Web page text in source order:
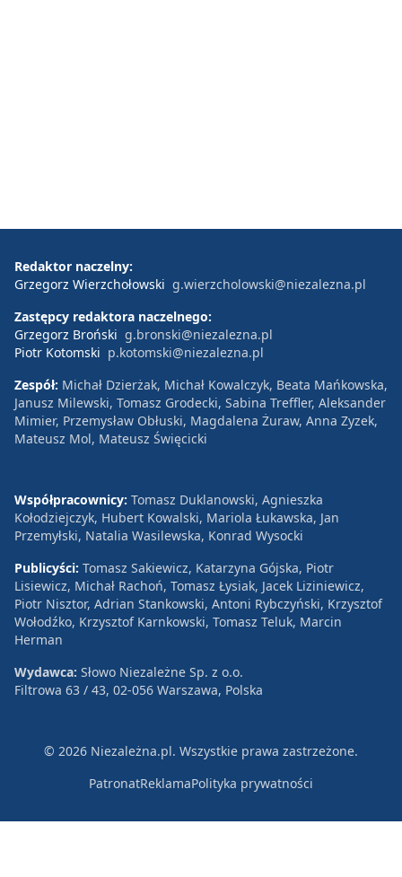
Redaktor naczelny:
Grzegorz Wierzchołowski g.wierzcholowski@niezalezna.pl
Zastępcy redaktora naczelnego:
Grzegorz Broński g.bronski@niezalezna.pl
Piotr Kotomski p.kotomski@niezalezna.pl
Zespół: Michał Dzierżak, Michał Kowalczyk, Beata Mańkowska,
Janusz Milewski, Tomasz Grodecki, Sabina Treffler, Aleksander
Mimier, Przemysław Obłuski, Magdalena Żuraw, Anna Zyzek,
Mateusz Mol, Mateusz Święcicki
Współpracownicy: Tomasz Duklanowski, Agnieszka
Kołodziejczyk, Hubert Kowalski, Mariola Łukawska, Jan
Przemyłski, Natalia Wasilewska, Konrad Wysocki
Publicyści: Tomasz Sakiewicz, Katarzyna Gójska, Piotr
Lisiewicz, Michał Rachoń, Tomasz Łysiak, Jacek Liziniewicz,
Piotr Nisztor, Adrian Stankowski, Antoni Rybczyński, Krzysztof
Wołodźko, Krzysztof Karnkowski, Tomasz Teluk, Marcin
Herman
Wydawca: Słowo Niezależne Sp. z o.o.
Filtrowa 63 / 43, 02-056 Warszawa, Polska
© 2026 Niezależna.pl. Wszystkie prawa zastrzeżone.
PatronatReklamaPolityka prywatności